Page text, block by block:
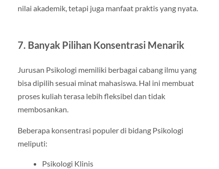
nilai akademik, tetapi juga manfaat praktis yang nyata.
7. Banyak Pilihan Konsentrasi Menarik
Jurusan Psikologi memiliki berbagai cabang ilmu yang
bisa dipilih sesuai minat mahasiswa. Hal ini membuat
proses kuliah terasa lebih fleksibel dan tidak
membosankan.
Beberapa konsentrasi populer di bidang Psikologi
meliputi:
Psikologi Klinis